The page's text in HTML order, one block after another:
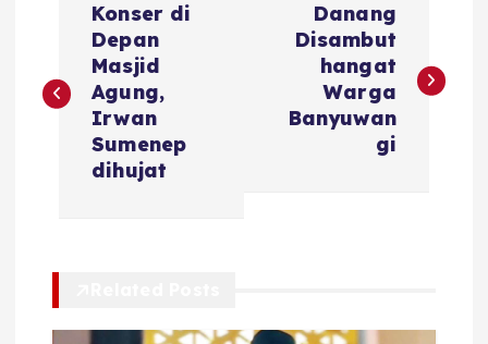
v
a
s
Konser di
Depan
Masjid
Agung,
Irwan
Sumenep
dihujat
Danang
Disambut
hangat
Warga
Banyuwan
gi